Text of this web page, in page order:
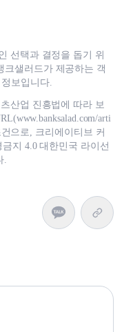
선택과 결정을 돕기 위
크샐러드가 제공하는 객
보입니다.
산업 진흥법에 따라 보
arti
으로, 크리에이티브 커
지 4.0 대한민국 라이선
.